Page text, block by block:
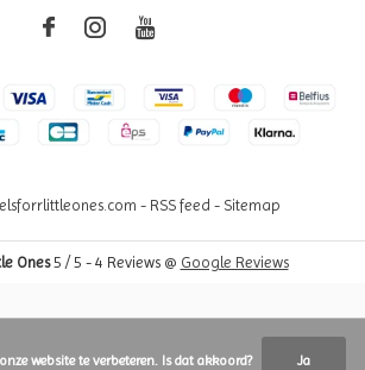
- RSS feed - Sitemap
Ones5 / 5 - 4 Reviews @ Google Reviews
website te verbeteren. Is dat akkoord? Ja